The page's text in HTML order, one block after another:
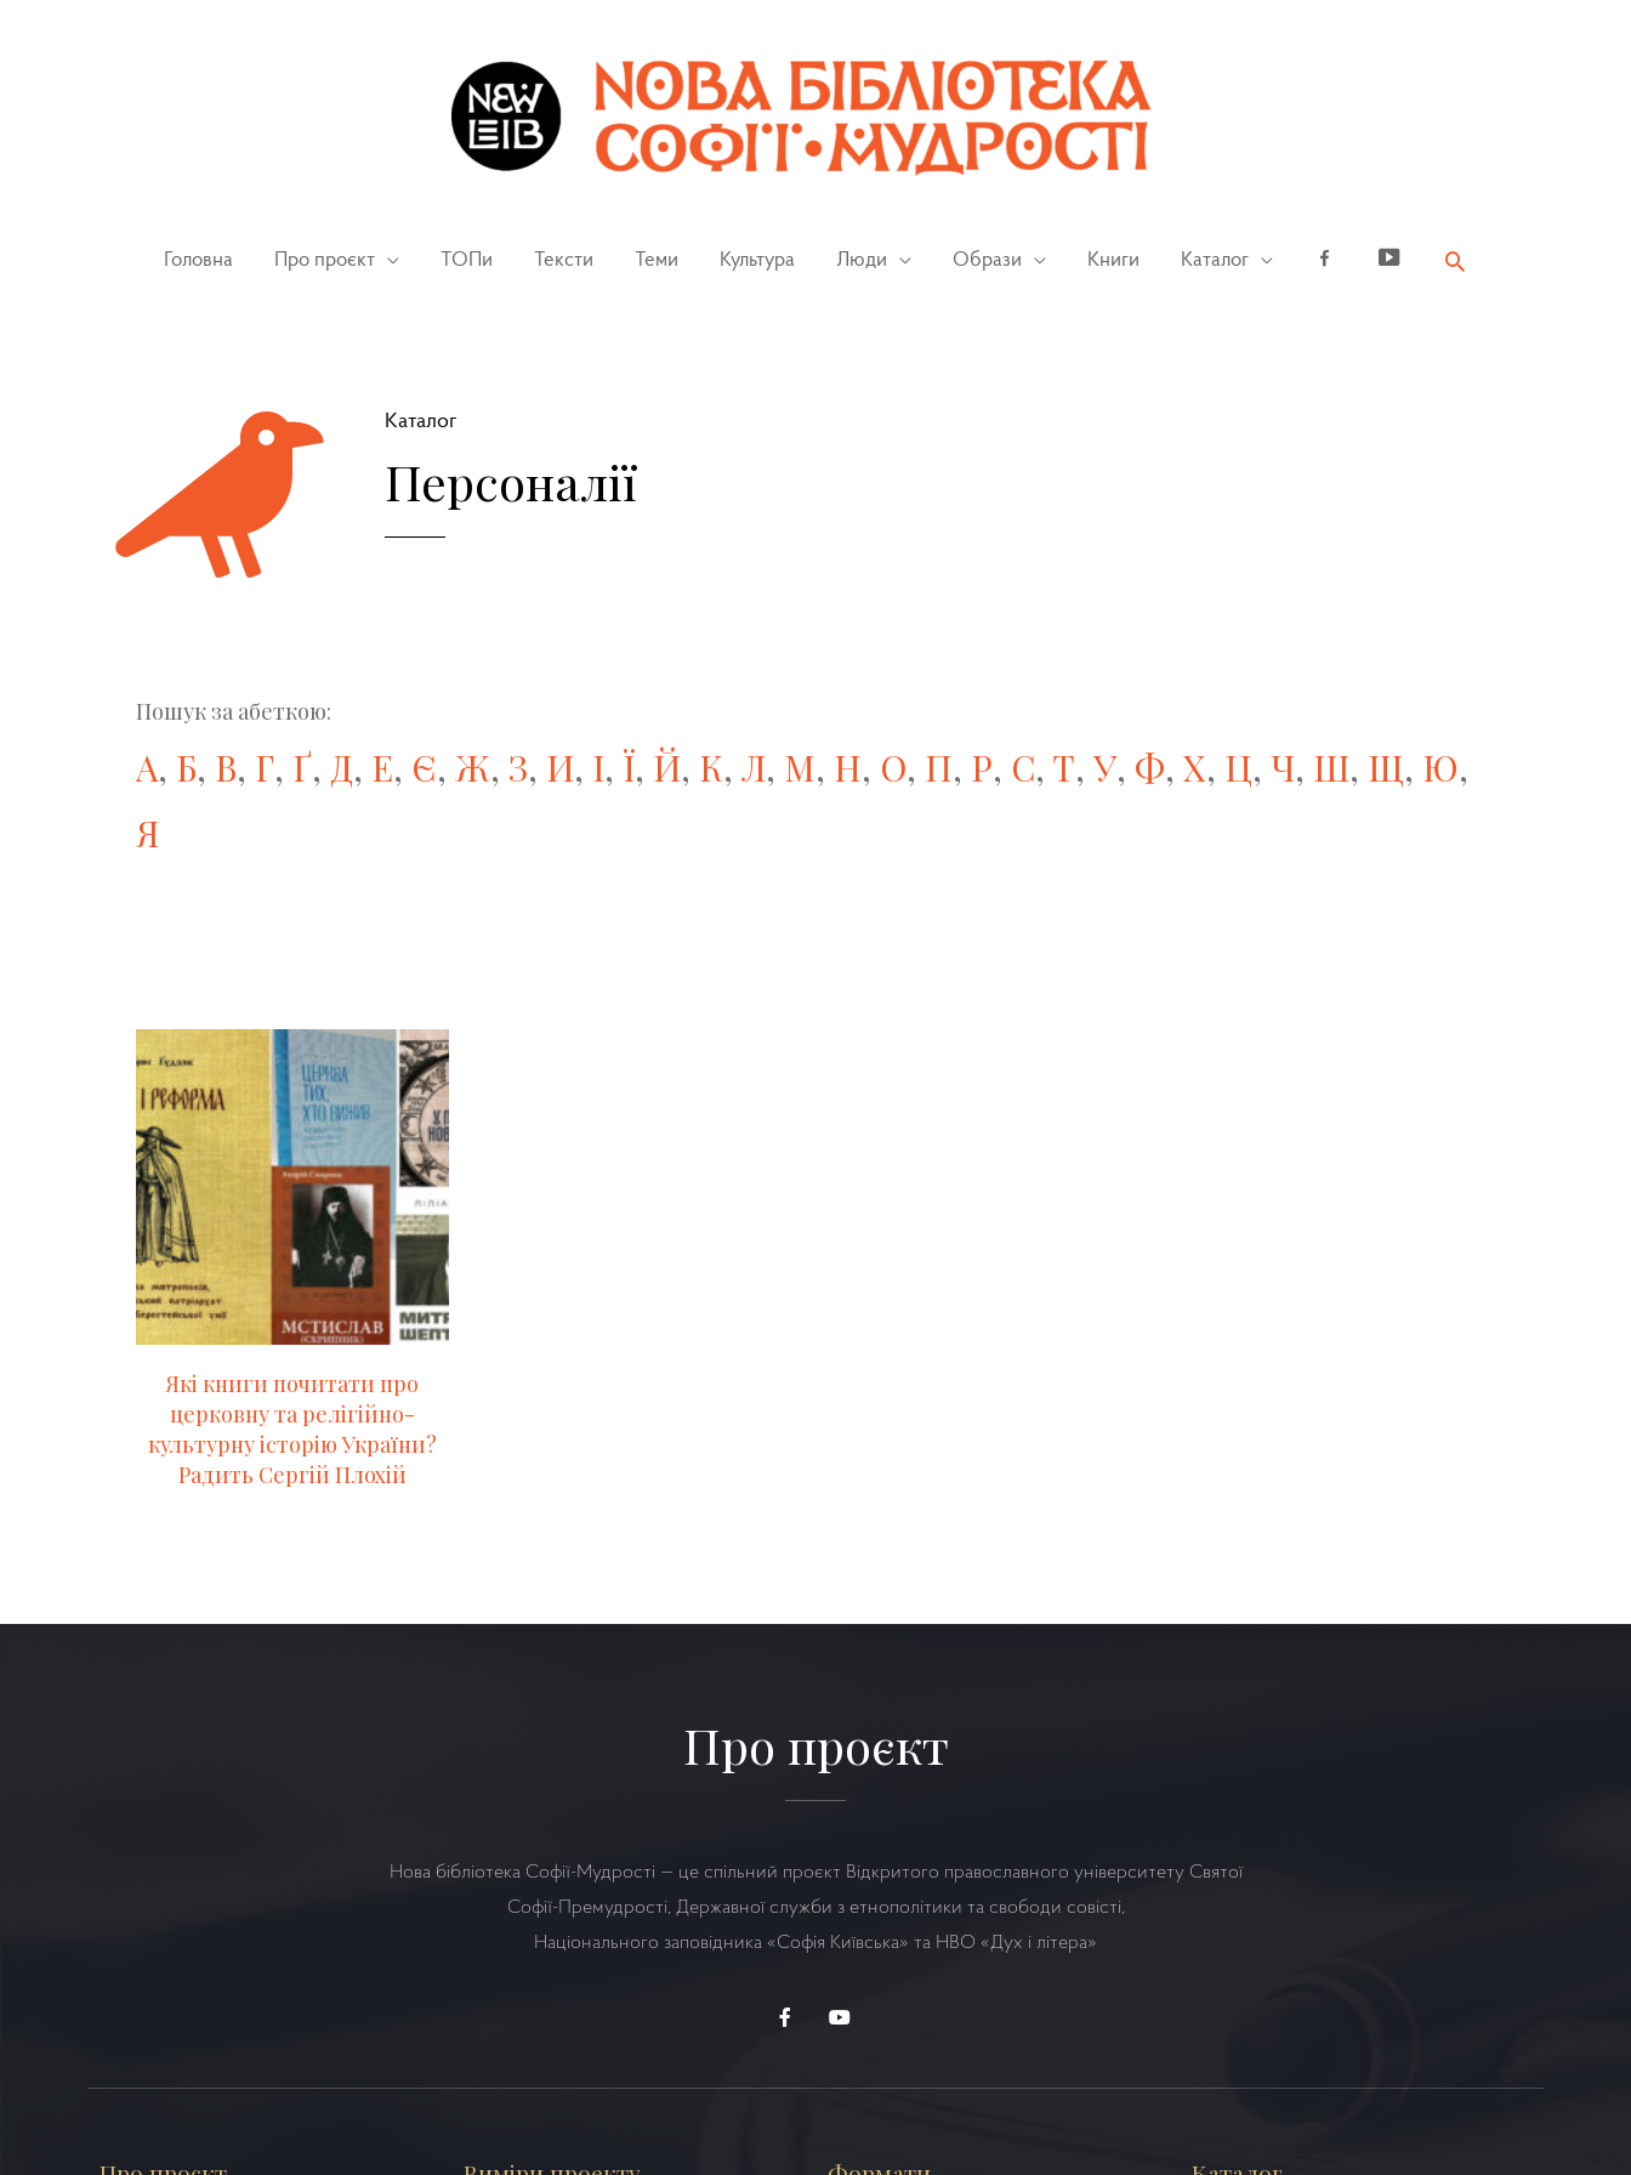
Головна Про проєкт ТОПи Тексти Теми Культура Люди Образи Книги
Каталог
Каталог
Персоналії
Пошук за абеткою:
А, Б, В, Г, Ґ, Д, Е, Є, Ж, З, И, І, Ї, Й, К, Л, М, Н, О, П, Р, С, Т, У, Ф, Х, Ц, Ч, Ш, Щ, Ю,
Я
Які книги почитати про
церковну та релігійно-
культурну історію України?
Радить Сергій Плохій
Про проєкт
Нова бібліотека Софії-Мудрості — це спільний проєкт Відкритого православного університету Святої
Софії-Премудрості, Державної служби з етнополітики та свободи совісті,
Національного заповідника «Софія Київська» та НВО «Дух і літера»